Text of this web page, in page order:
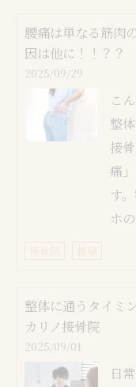
腰痛は単なる筋肉
因は他に！！？？
2025/09/29
こ
整
接
痛
す
ホ
整体に通うタイミ
カリノ接骨院
2025/09/01
日